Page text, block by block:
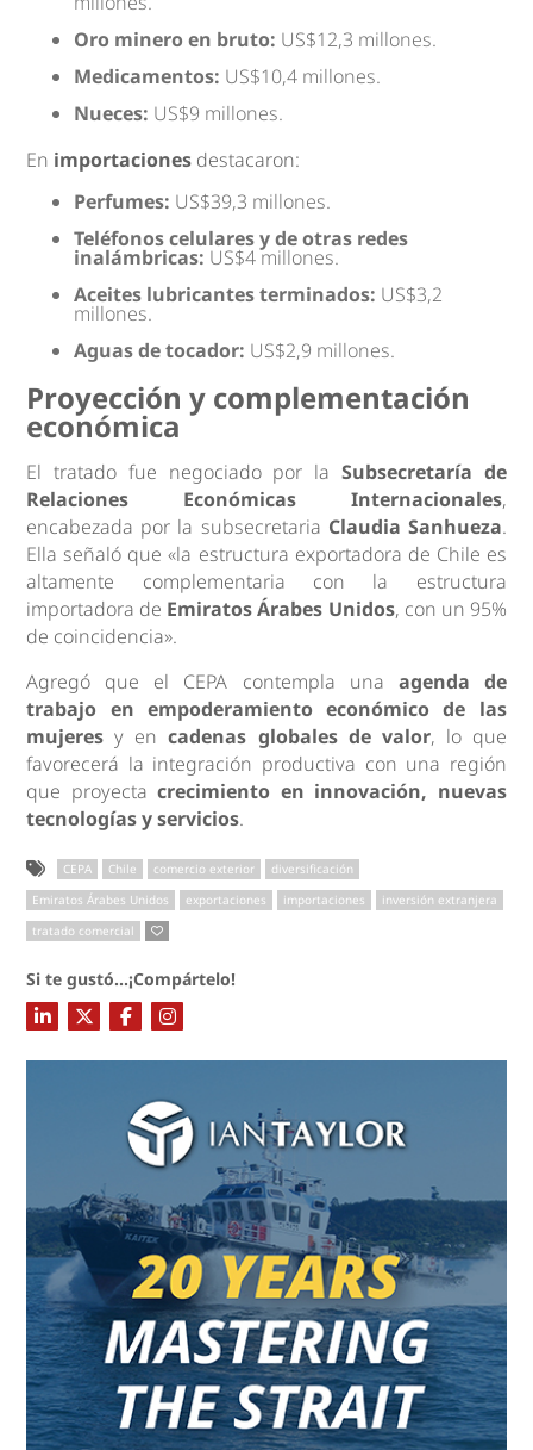
Oro minero en bruto: US$12,3 millones.
Medicamentos: US$10,4 millones.
Nueces: US$9 millones.
En importaciones destacaron:
Perfumes: US$39,3 millones.
Teléfonos celulares y de otras redes
inalámbricas: US$4 millones.
Aceites lubricantes terminados: US$3,2
millones.
Aguas de tocador: US$2,9 millones.
Proyección y complementación
económica
El tratado fue negociado por la Subsecretaría de
Relaciones Económicas Internacionales,
encabezada por la subsecretaria Claudia Sanhueza.
Ella señaló que «la estructura exportadora de Chile es
altamente complementaria con la estructura
importadora de Emiratos Árabes Unidos, con un 95%
de coincidencia».
Agregó que el CEPA contempla una agenda de
trabajo en empoderamiento económico de las
mujeres y encadenas globales de valor, lo que
favorecerá la integración productiva con una región
que proyectacrecimiento en innovación, nuevas
tecnologías y servicios.
CEPA Chile comercio exterior
diversificación
Emiratos Árabes Unidos
exportaciones importaciones
inversión extranjera
tratado comercial
Si te gustó...¡Compártelo!